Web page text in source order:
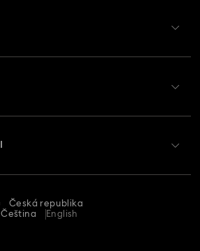
Česká republika
Čeština
English